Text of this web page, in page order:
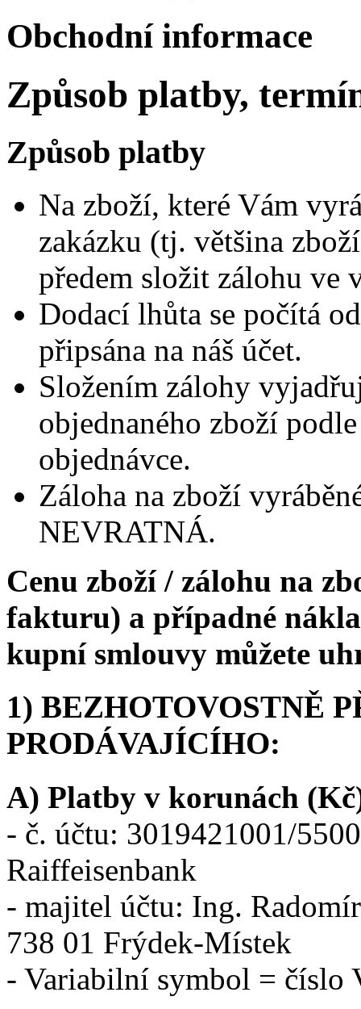
Obchodní informace
Způsob platby,
Způsob platby
Na zboží, které Vám
zakázku (tj. většina
předem složit zálohu ve
Dodací lhůta se počítá
připsána na náš účet.
Složením zálohy
objednaného zboží
objednávce.
Záloha na zboží
NEVRATNÁ.
Cenu zboží / zálohu na
fakturu) a případné
kupní smlouvy můžete
1) BEZHOTOVOSTNĚ
PRODÁVAJÍCÍHO:
A) Platby v korunách
- č. účtu: 3019421001/
Raiffeisenbank
- majitel účtu: Ing.
738 01 Frýdek-Místek
- Variabilní symbol = číslo